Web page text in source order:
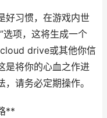
好习惯，在游戏内世
选项，这将生成一个
drive或其他你信
是将你的心血之作进
请务必定期操作。
**